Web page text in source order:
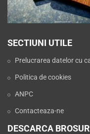
SECTIUNI UTILE
Prelucrarea datelor cu
Politica de cookies
ANPC
Contacteaza-ne
DESCARCA